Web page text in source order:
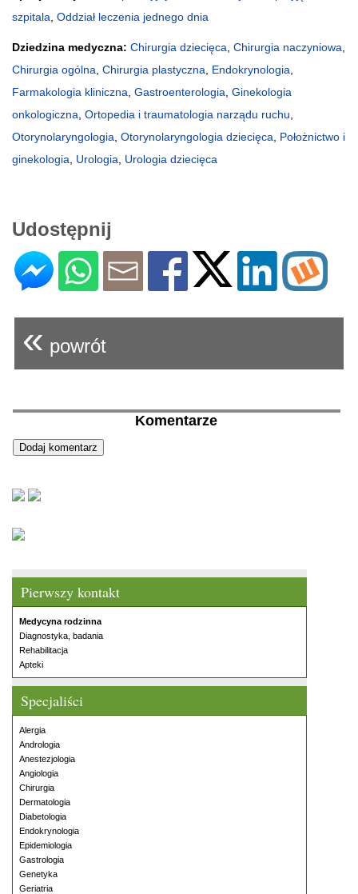
Pierwszy kontakt
Medycyna rodzinna
Diagnostyka, badania
Rehabilitacja
Apteki
Specjaliści
Alergia
Andrologia
Anestezjologia
Angiologia
Chirurgia
Dermatologia
Diabetologia
Endokrynologia
Epidemiologia
Gastrologia
Genetyka
Geriatria
szpitala Oddział leczenia jednego dnia
Dziedzina medyczna: Chirurgia dziecięca Chirurgia naczyniowa
Chirurgia ogólna Chirurgia plastyczna Endokrynologia
Farmakologia kliniczna Gastroenterologia Ginekologia
onkologiczna Ortopedia i traumatologia narządu ruchu
Otorynolaryngologia Otorynolaryngologia dziecięca
Położnictwo i
ginekologia
Urologia Urologia dziecięca
Udostępnij
« powrót
Komentarze